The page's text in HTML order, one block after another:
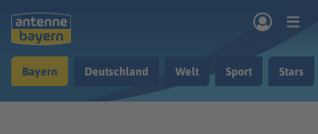
Musik & Radio
Bayern Deutschland Welt Sport Stars